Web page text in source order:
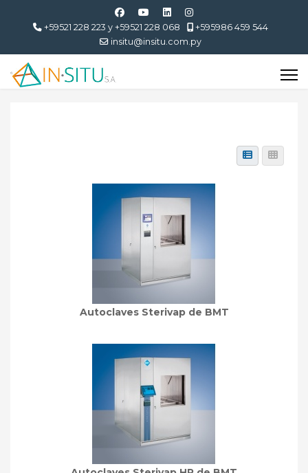
+59521 228 223 y +59521 228 068
+595986 459 544
insitu@insitu.com.py
Autoclaves Sterivap de BMT